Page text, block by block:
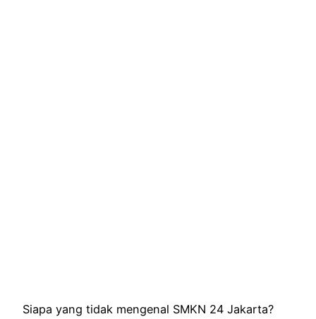
Siapa yang tidak mengenal SMKN 24 Jakarta?